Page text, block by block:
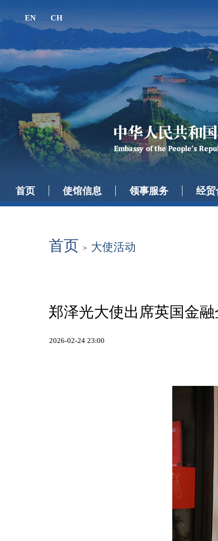
EN CH
首页 使馆信息 领事服务 经贸
首页 > 大使活动
郑泽光大使出席英国金
2026-02-24 23:00